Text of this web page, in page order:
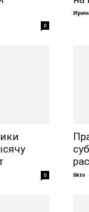
0
0 liktv -